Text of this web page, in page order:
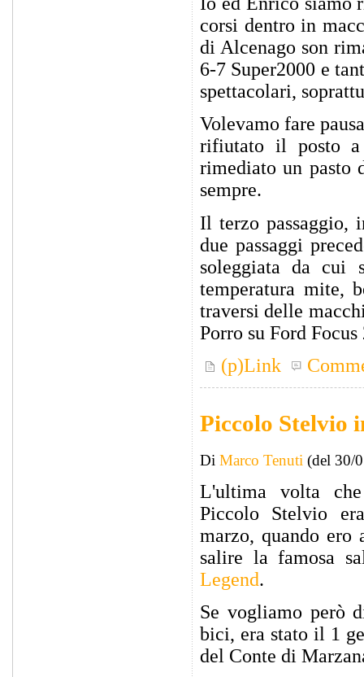
corsi dentro in
di Alcenago son
6-7 Super2000 e
spettacolari,
Volevamo fare
rifiutato il posto a
rimediato un
sempre.
Il terzo passaggio,
due passaggi
soleggiata da cui
temperatura mite,
traversi delle
Porro su Ford
(p)Link
Piccolo Stelvio
Di Marco Tenuti (del 30/
L'ultima volta
Piccolo Stelvio
marzo, quando ero
salire la famosa
Legend.
Se vogliamo però
bici, era stato il 1
del Conte di